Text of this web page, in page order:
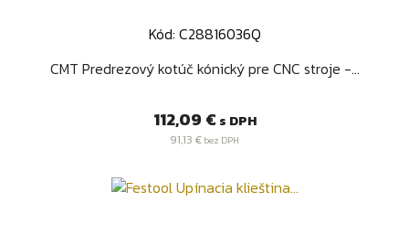
Kód: C28816036Q
CMT Predrezový kotúč kónický pre CNC stroje -...
Cena
112,09 € s DPH
91,13 € bez DPH